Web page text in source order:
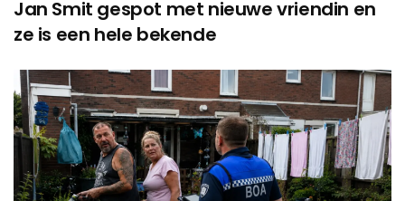
Jan Smit gespot met nieuwe vriendin en
ze is een hele bekende